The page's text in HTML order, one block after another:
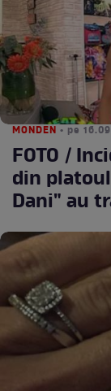
MONDEN • pe
FOTO /
din
Dani" au